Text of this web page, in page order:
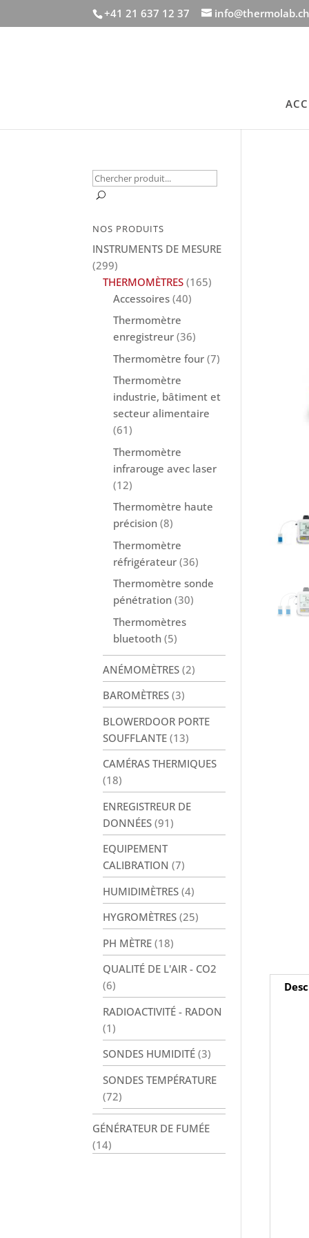
+41 21 637 12 37
Recherche
pour :
U
NOS PRODUITS
INSTRUMENTS DE MESURE
(299)
THERMOMÈTRES (165)
Accessoires (40)
Thermomètre
enregistreur (36)
Thermomètre four (7)
Thermomètre
industrie, bâtiment et
secteur alimentaire
(61)
Thermomètre
infrarouge avec laser
(12)
Thermomètre haute
précision (8)
Thermomètre
réfrigérateur (36)
Thermomètre sonde
pénétration (30)
Thermomètres
bluetooth (5)
ANÉMOMÈTRES (2)
BAROMÈTRES (3)
BLOWERDOOR PORTE
SOUFFLANTE (13)
CAMÉRAS THERMIQUES
(18)
ENREGISTREUR DE
DONNÉES (91)
EQUIPEMENT
CALIBRATION (7)
HUMIDIMÈTRES (4)
HYGROMÈTRES (25)
PH MÈTRE (18)
QUALITÉ DE L'AIR - CO2
(6)
RADIOACTIVITÉ - RADON
(1)
SONDES HUMIDITÉ (3)
SONDES TEMPÉRATURE
(72)
GÉNÉRATEUR DE FUMÉE
(14)